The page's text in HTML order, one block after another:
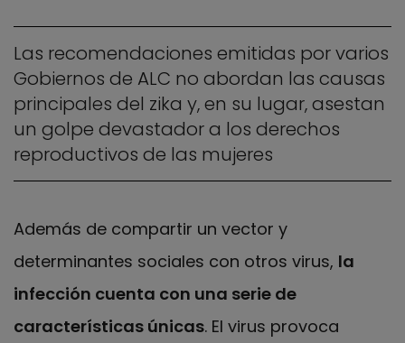
Las recomendaciones emitidas por varios
Gobiernos de ALC no abordan las causas
principales del zika y, en su lugar, asestan
un golpe devastador a los derechos
reproductivos de las mujeres
Además de compartir un vector y
determinantes sociales con otros virus, la
infección cuenta con una serie de
características únicas. El virus provoca